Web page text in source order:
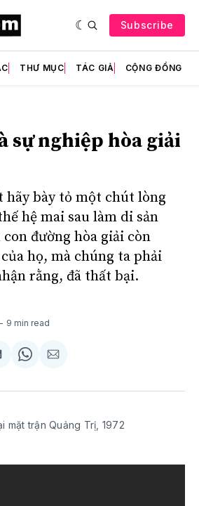
Subscribe
THƯ MỤC TÁC GIẢ CỘNG ĐỒNG
sự nghiệp hòa giải
hãy bày tỏ một chút lòng
hệ mai sau làm di sản
đường hòa giải còn
họ, mà chúng ta phải
rằng, đã thất bại.
9 min read
Share
WhatsApp
Share
Email
mặt trận Quảng Trị, 1972